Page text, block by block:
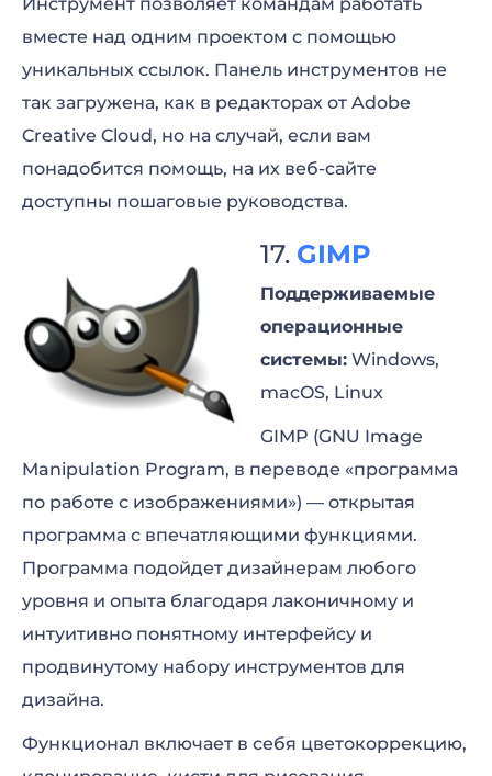
вместе над одним проектом с помощью
уникальных ссылок. Панель инструментов не
так загружена, как в редакторах от Adobe
Creative Cloud, но на случай, если вам
понадобится помощь, на их веб-сайте
доступны пошаговые руководства.
GIMP
Поддерживаемые
операционные
системы: Windows,
macOS, Linux
GIMP (GNU Image
Manipulation Program, в переводе «программа
по работе с изображениями») — открытая
программа с впечатляющими функциями.
Программа подойдет дизайнерам любого
уровня и опыта благодаря лаконичному и
интуитивно понятному интерфейсу и
продвинутому набору инструментов для
дизайна.
Функционал включает в себя цветокоррекцию,